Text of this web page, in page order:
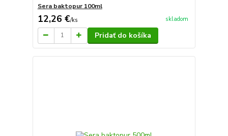
Sera baktopur 100ml
12,26 €/ks skladom
Pridať do košíka